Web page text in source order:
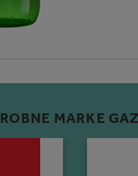
ROBNE MARKE